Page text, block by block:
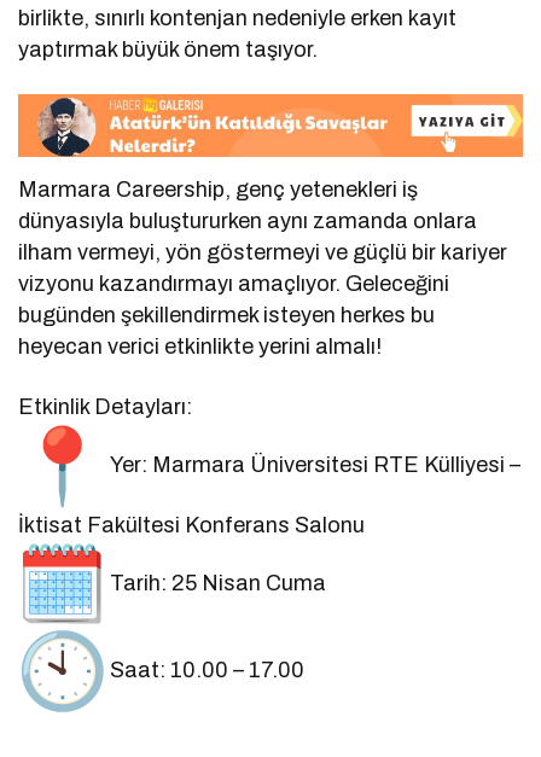
birlikte, sınırlı kontenjan nedeniyle erken kayıt
yaptırmak büyük önem taşıyor.
Marmara Careership, genç yetenekleri iş
dünyasıyla buluştururken aynı zamanda onlara
ilham vermeyi, yön göstermeyi ve güçlü bir kariyer
vizyonu kazandırmayı amaçlıyor. Geleceğini
bugünden şekillendirmek isteyen herkes bu
heyecan verici etkinlikte yerini almalı!
Etkinlik Detayları:
Yer: Marmara Üniversitesi RTE Külliyesi –
İktisat Fakültesi Konferans Salonu
Tarih: 25 Nisan Cuma
Saat: 10.00 – 17.00